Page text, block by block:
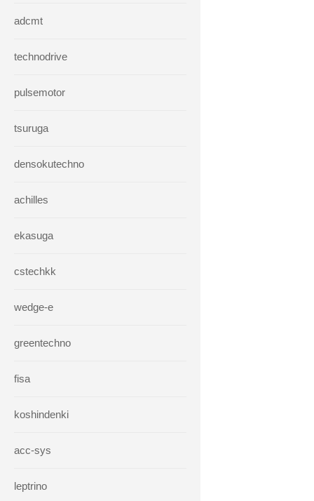
adcmt
technodrive
pulsemotor
tsuruga
densokutechno
achilles
ekasuga
cstechkk
wedge-e
greentechno
fisa
koshindenki
acc-sys
leptrino